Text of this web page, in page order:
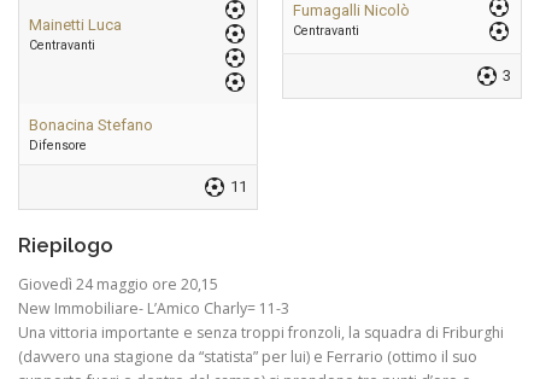
Mainetti Luca
Centravanti
Bonacina Stefano
Difensore
11
Fumagalli Nicolò
Centravanti
3
Riepilogo
Giovedì 24 maggio ore 20,15
New Immobiliare- L’Amico Charly= 11-3
Una vittoria importante e senza troppi fronzoli, la squadra di Friburghi
(davvero una stagione da “statista” per lui) e Ferrario (ottimo il suo